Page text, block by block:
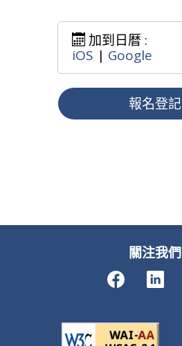
加到日暦 :
iOS | Google
報名登記
關注我們